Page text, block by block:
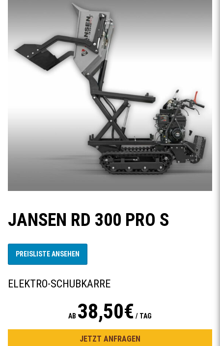
JANSEN RD 300 PRO S
PREISLISTE ANSEHEN
ELEKTRO-SCHUBKARRE
AB 38,50€ / TAG
JETZT ANFRAGEN